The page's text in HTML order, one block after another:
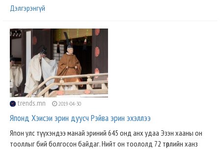
Дэлгэрэнгүй
trends.mn 2019-04-30
Японд Хэисэи эрин дуусч Рэйва эрин эхэллээ
Япон улс түүхэндээ манай эриний 645 онд анх удаа Эзэн хааны он
тооллыг бий болгосон байдаг. Нийт он тоололд 72 төрлийн ханз